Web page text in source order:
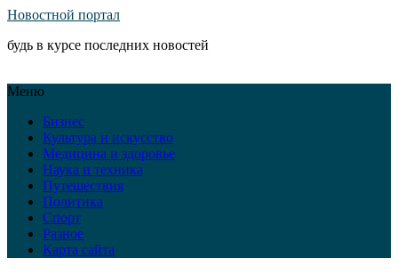
Новостной портал
будь в курсе последних новостей
Меню
Бизнес
Культура и искусство
Медицина и здоровье
Наука и техника
Путешествия
Политика
Спорт
Разное
Карта сайта